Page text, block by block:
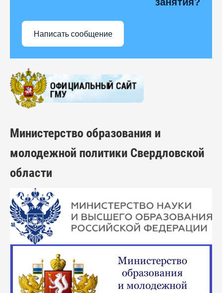
Написать сообщение
Министерство образования и
молодежной политики Свердловской
области